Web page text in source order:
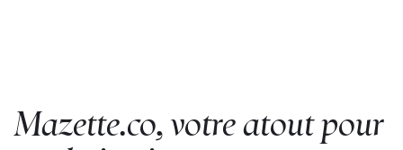
Mazette.co, votre atout pour